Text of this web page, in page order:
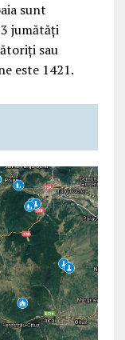
sunt
jumătăți
sau
este 1421.